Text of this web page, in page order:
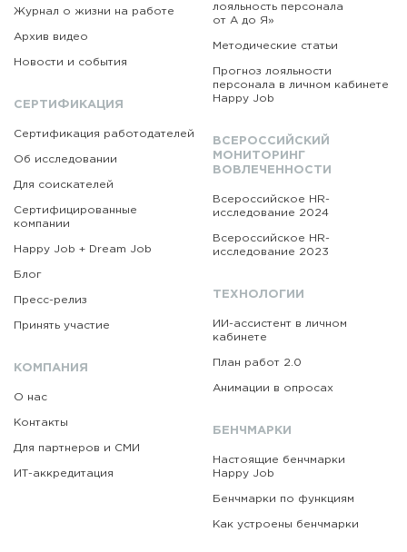
Журнал о жизни на работе
Архив видео
Новости и события
СЕРТИФИКАЦИЯ
Сертификация работодателей
Об исследовании
Для соискателей
Сертифицированные
компании
Happy Job + Dream Job
Блог
Пресс-релиз
Принять участие
КОМПАНИЯ
О нас
Контакты
Для партнеров и СМИ
ИТ-аккредитация
лояльность персонала
от А до Я»
Методические статьи
Прогноз лояльности
персонала в личном кабинете
Happy Job
ВСЕРОССИЙСКИЙ
МОНИТОРИНГ
ВОВЛЕЧЕННОСТИ
Всероссийское HR-
исследование 2024
Всероссийское HR-
исследование 2023
ТЕХНОЛОГИИ
ИИ-ассистент в личном
кабинете
План работ 2.0
Анимации в опросах
БЕНЧМАРКИ
Настоящие бенчмарки
Happy Job
Бенчмарки по функциям
Как устроены бенчмарки